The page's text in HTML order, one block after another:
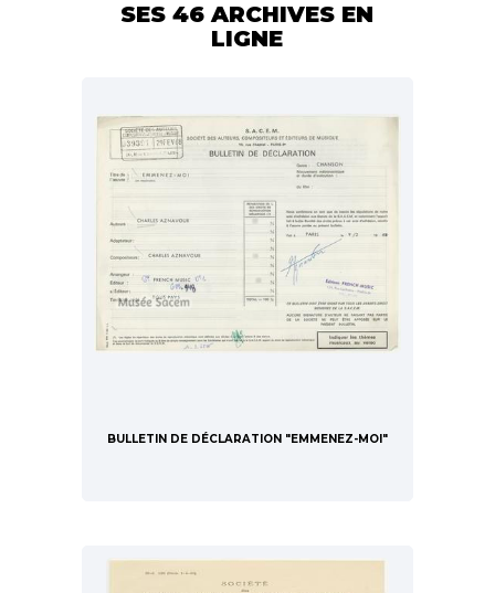
SES 46 ARCHIVES EN
LIGNE
BULLETIN DE DÉCLARATION "EMMENEZ-MOI"